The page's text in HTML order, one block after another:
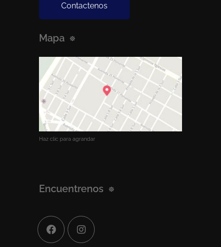
Contactenos
Mapa
Haz clic para agrandar
Encuentrenos